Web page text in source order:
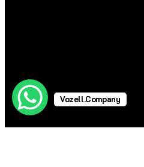
Vozell.Company